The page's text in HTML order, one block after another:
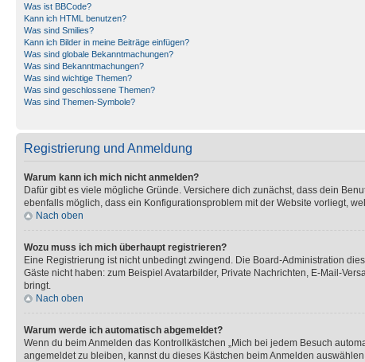
Was ist BBCode?
Kann ich HTML benutzen?
Was sind Smilies?
Kann ich Bilder in meine Beiträge einfügen?
Was sind globale Bekanntmachungen?
Was sind Bekanntmachungen?
Was sind wichtige Themen?
Was sind geschlossene Themen?
Was sind Themen-Symbole?
Registrierung und Anmeldung
Warum kann ich mich nicht anmelden?
Dafür gibt es viele mögliche Gründe. Versichere dich zunächst, dass dein
ebenfalls möglich, dass ein Konfigurationsproblem mit der Website vorliegt,
Nach oben
Wozu muss ich mich überhaupt registrieren?
Eine Registrierung ist nicht unbedingt zwingend. Die Board-Administration
Gäste nicht haben: zum Beispiel Avatarbilder, Private Nachrichten, E-Mail-
bringt.
Nach oben
Warum werde ich automatisch abgemeldet?
Wenn du beim Anmelden das Kontrollkästchen „Mich bei jedem Besuch
angemeldet zu bleiben, kannst du dieses Kästchen beim Anmelden